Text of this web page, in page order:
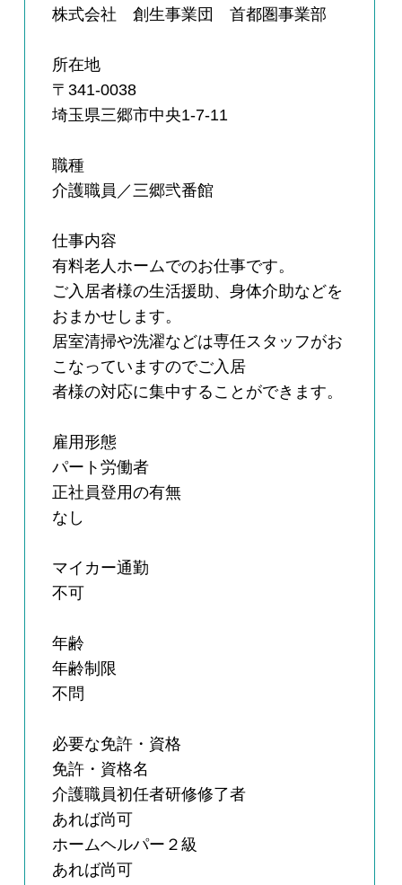
株式会社 創生事業団 首都圏事業部
所在地
〒341-0038
埼玉県三郷市中央1-7-11
職種
介護職員／三郷弐番館
仕事内容
有料老人ホームでのお仕事です。
ご入居者様の生活援助、身体介助などを
おまかせします。
居室清掃や洗濯などは専任スタッフがお
こなっていますのでご入居
者様の対応に集中することができます。
雇用形態
パート労働者
正社員登用の有無
なし
マイカー通勤
不可
年齢
年齢制限
不問
必要な免許・資格
免許・資格名
介護職員初任者研修修了者
あれば尚可
ホームヘルパー２級
あれば尚可